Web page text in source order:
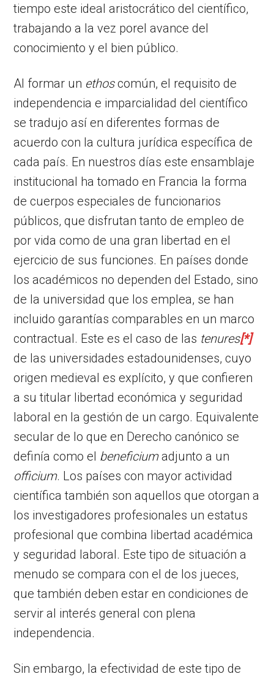
tiempo este ideal aristocrático del científico,
trabajando a la vez porel avance del
conocimiento y el bien público.
Al formar un ethoscomún, el requisito de
independencia e imparcialidad del científico
se tradujo así en diferentes formas de
acuerdo con la cultura jurídica específica de
cada país. En nuestros días este ensamblaje
institucional ha tomado en Francia la forma
de cuerpos especiales de funcionarios
públicos, que disfrutan tanto de empleo de
por vida como de una gran libertad en el
ejercicio de sus funciones. En países donde
los académicos no dependen del Estado, sino
de la universidad que los emplea, se han
incluido garantías comparables en un marco
contractual. Este es el caso de las tenures[*]
de las universidades estadounidenses, cuyo
origen medieval es explícito, y que confieren
a su titular libertad económica y seguridad
laboral en la gestión de un cargo. Equivalente
secular de lo que en Derecho canónico se
definía como el beneficiumadjunto a un
officium. Los países con mayor actividad
científica también son aquellos que otorgan a
los investigadores profesionales un estatus
profesional que combina libertad académica
y seguridad laboral. Este tipo de situación a
menudo se compara con el de los jueces,
que también deben estar en condiciones de
servir al interés general con plena
independencia.
Sin embargo, la efectividad de este tipo de